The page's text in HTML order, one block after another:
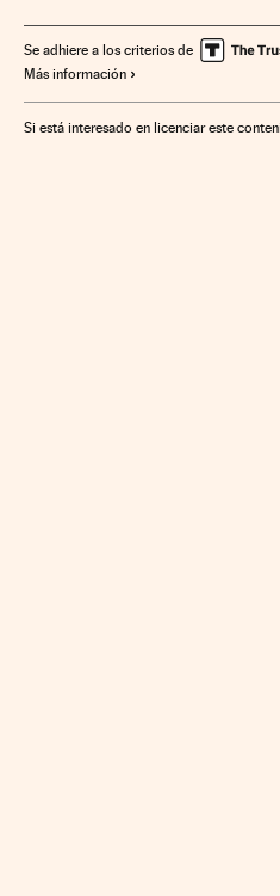
Embarcaciones Barcos
Se adhiere a los criterios de
Más información
Si está interesado en licenciar este